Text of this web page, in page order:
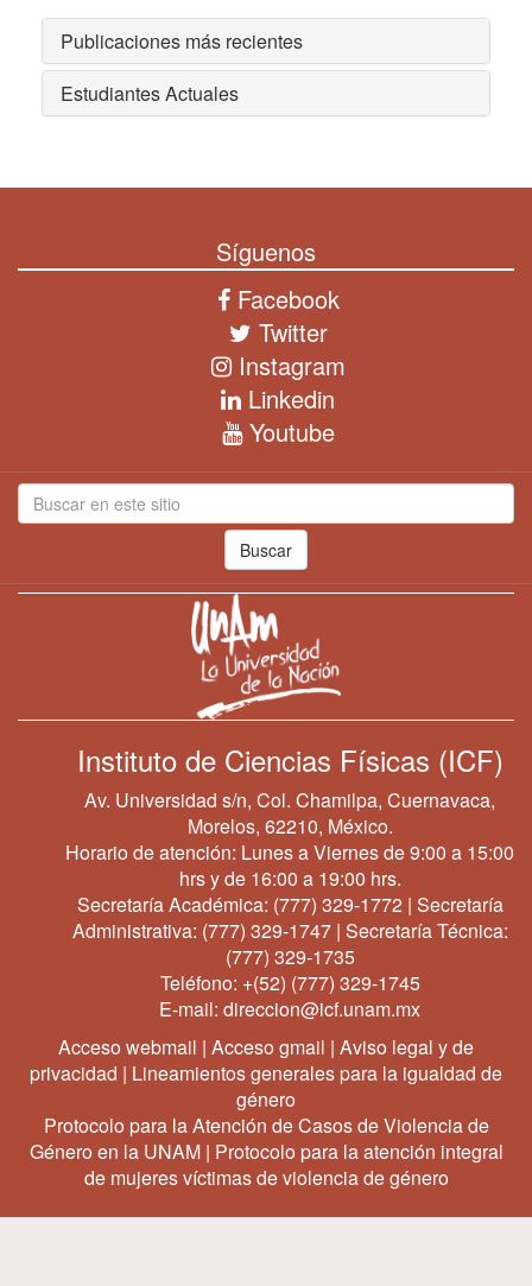
Publicaciones más recientes
Estudiantes Actuales
Síguenos
Facebook
Twitter
Instagram
Linkedin
Youtube
Buscar
Instituto de Ciencias Físicas (ICF)
Av. Universidad s/n, Col. Chamilpa, Cuernavaca,
Morelos, 62210, México.
Horario de atención: Lunes a Viernes de 9:00 a 15:00
hrs y de 16:00 a 19:00 hrs.
Secretaría Académica: (777) 329-1772 | Secretaría
Administrativa: (777) 329-1747| Secretaría Técnica:
(777) 329-1735
Teléfono: +(52) (777) 329-1745
E-mail: direccion@icf.unam.mx
Acceso webmail | Acceso gmail | Aviso legal y de
privacidad | Lineamientos generales para la igualdad de
género
Protocolo para la Atención de Casos de Violencia de
Género en la UNAM| Protocolo para la atención integral
de mujeres víctimas de violencia de género